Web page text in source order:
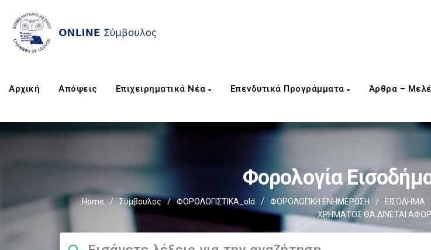
Αρχική Απόψεις Επιχειρηματικά Νέα Επενδυτικά Προγράμματα Άρθρα –
Φορολογία
Home / Σύμβουλος / ΦΟΡΟΛΟΓΙΣΤΙΚΑ_old / ΦΟΡΟΛΟΓΙΚΗ ΕΝΗΜΕΡΩΣΗ / ΕΙΣΟΔΗΜΑ
ΧΡΗΜΑΤΟΣ ΘΑ ΔΙΝΕΤΑΙ